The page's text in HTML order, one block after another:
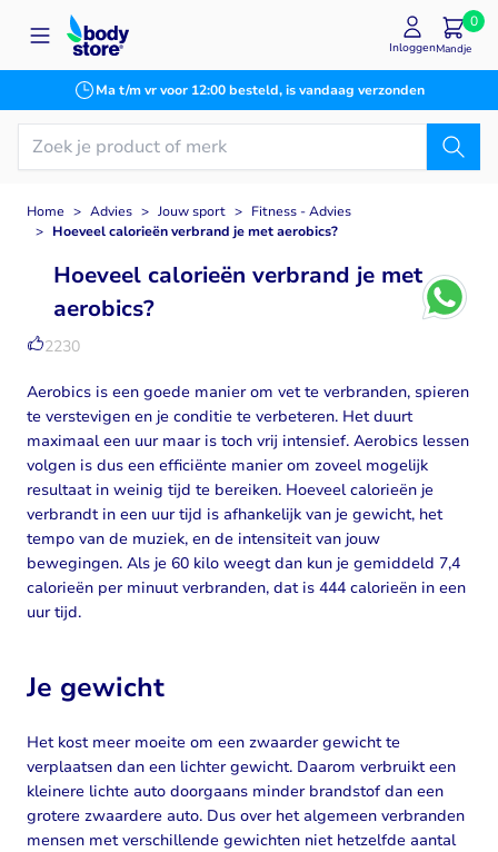
Ga naar de inhoud
Ma t/m vr voor 12:00 besteld, is vandaag verzonden
InloggenMandje
0
Home > Advies > Jouw sport > Fitness - Advies
> Hoeveel calorieën verbrand je met aerobics?
Hoeveel calorieën verbrand je met
aerobics?
2230
Aerobics is een goede manier om vet te verbranden, spieren
te verstevigen en je conditie te verbeteren. Het duurt
maximaal een uur maar is toch vrij intensief. Aerobics lessen
volgen is dus een efficiënte manier om zoveel mogelijk
resultaat in weinig tijd te bereiken. Hoeveel calorieën je
verbrandt in een uur tijd is afhankelijk van je gewicht, het
tempo van de muziek, en de intensiteit van jouw
bewegingen. Als je 60 kilo weegt dan kun je gemiddeld 7,4
calorieën per minuut verbranden, dat is 444 calorieën in een
uur tijd.
Je gewicht
Het kost meer moeite om een zwaarder gewicht te
verplaatsen dan een lichter gewicht. Daarom verbruikt een
kleinere lichte auto doorgaans minder brandstof dan een
grotere zwaardere auto. Dus over het algemeen verbranden
mensen met verschillende gewichten niet hetzelfde aantal